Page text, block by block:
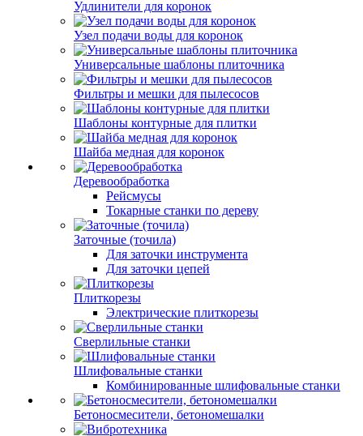
Удлинители для коронок
Узел подачи воды для коронок
Универсальные шаблоны плиточника
Фильтры и мешки для пылесосов
Шаблоны контурные для плитки
Шайба медная для коронок
Деревообработка
Рейсмусы
Токарные станки по дереву
Заточные (точила)
Для заточки инструмента
Для заточки цепей
Плиткорезы
Электрические плиткорезы
Сверлильные станки
Шлифовальные станки
Комбинированные шлифовальные станки
Бетоносмесители, бетономешалки